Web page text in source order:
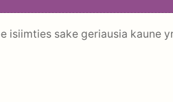
sake geriausia kaune